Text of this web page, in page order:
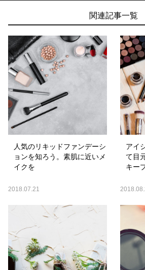
関連記事一覧
人気のリキッドファンデーシ
ョンを知ろう。素肌に近いメ
イクを
2018.07.21
アイ
て目
キー